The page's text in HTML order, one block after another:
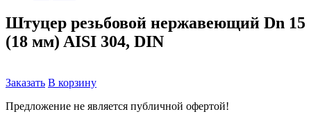
Штуцер резьбовой нержавеющий Dn 15
(18 мм) AISI 304, DIN
Заказать В корзину
Предложение не является публичной офертой!